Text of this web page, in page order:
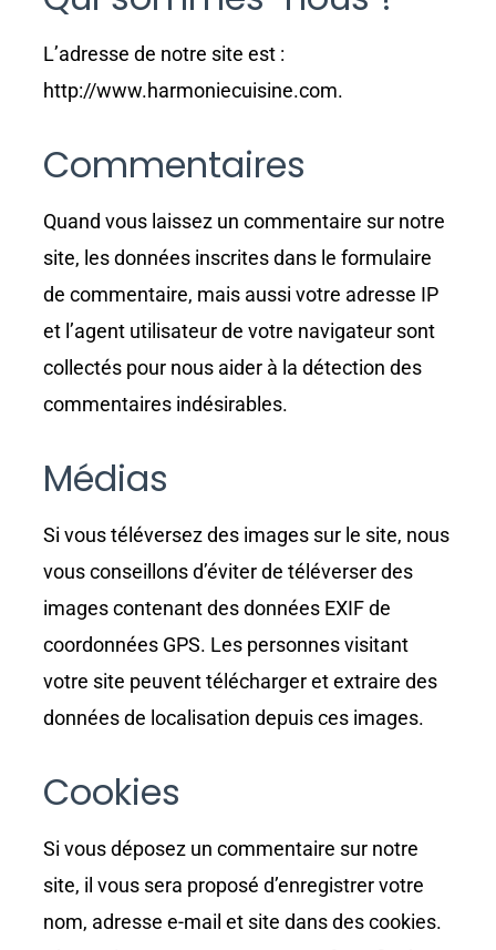
L’adresse de notre site est :
http://www.harmoniecuisine.com.
Commentaires
Quand vous laissez un commentaire sur notre
site, les données inscrites dans le formulaire
de commentaire, mais aussi votre adresse IP
et l’agent utilisateur de votre navigateur sont
collectés pour nous aider à la détection des
commentaires indésirables.
Médias
Si vous téléversez des images sur le site, nous
vous conseillons d’éviter de téléverser des
images contenant des données EXIF de
coordonnées GPS. Les personnes visitant
votre site peuvent télécharger et extraire des
données de localisation depuis ces images.
Cookies
Si vous déposez un commentaire sur notre
site, il vous sera proposé d’enregistrer votre
nom, adresse e-mail et site dans des cookies.